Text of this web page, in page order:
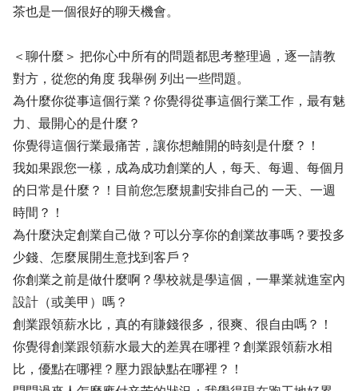
茶也是一個很好的聊天機會。
＜聊什麼＞ 把你心中所有的問題都思考整理過，逐一請教
對方，從您的角度 我舉例 列出一些問題。
為什麼你從事這個行業？你覺得從事這個行業工作，最有魅
力、最開心的是什麼？
你覺得這個行業最痛苦，讓你想離開的時刻是什麼？！
我如果跟您一樣，成為成功創業的人，每天、每週、每個月
的日常是什麼？！目前您怎麼規劃安排自己的 一天、一週
時間？！
為什麼決定創業自己做？可以分享你的創業故事嗎？要投多
少錢、怎麼展開生意找到客戶？
你創業之前是做什麼啊？學校就是學這個，一畢業就進室內
設計（或美甲）嗎？
創業跟領薪水比，真的有賺錢很多，很爽、很自由嗎？！
你覺得創業跟領薪水最大的差異在哪裡？創業跟領薪水相
比，優點在哪裡？壓力跟缺點在哪裡？！